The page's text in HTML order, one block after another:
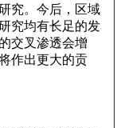
究。今后，区域
究均有长足的发
交叉渗透会增
作出更大的贡